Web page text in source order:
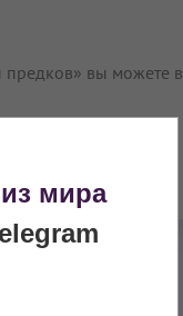
предков» вы можете в
мира